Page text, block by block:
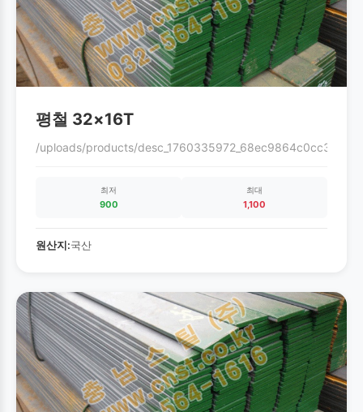
평철 32×16T
/uploads/products/desc_1760335972_68ec9864c0cc3.gif
최저
900
최대
1,100
원산지:국산